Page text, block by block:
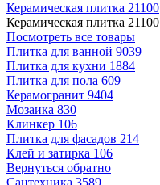
Керамическая плитка 21100
Керамическая плитка 21100
Посмотреть все товары
Плитка для ванной 9039
Плитка для кухни 1884
Плитка для пола 609
Керамогранит 9404
Мозаика 830
Клинкер 106
Плитка для фасадов 214
Клей и затирка 106
Вернуться обратно
Сантехника 3589